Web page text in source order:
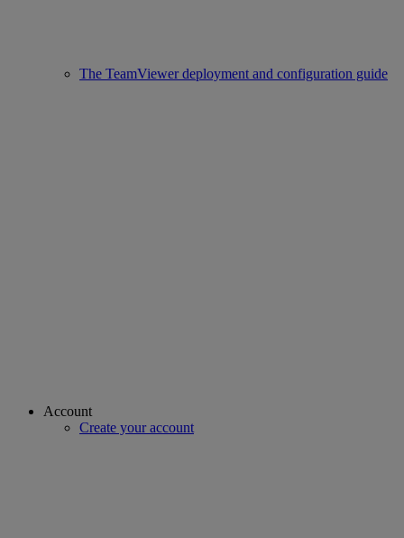
The TeamViewer deployment and configuration guide
Account
Create your account